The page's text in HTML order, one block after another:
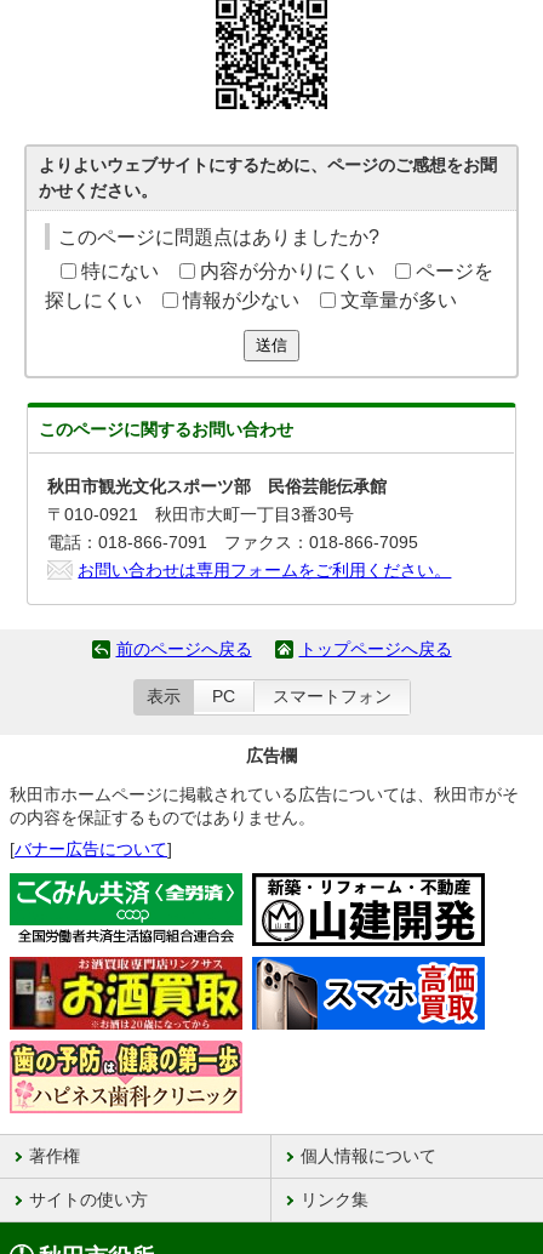
よりよいウェブサイトにするために、ページのご感想をお聞
かせください。
このページに問題点はありましたか?
特にない
内容が分かりにくい
ページを
探しにくい
情報が少ない 文章量が多い
送信
このページに関するお問い合わせ
秋田市観光文化スポーツ部 民俗芸能伝承館
〒010-0921 秋田市大町一丁目3番30号
電話：018-866-7091 ファクス：018-866-7095
お問い合わせは専用フォームをご利用ください。
前のページへ戻る トップページへ戻る
表示 PC スマートフォン
広告欄
秋田市ホームページに掲載されている広告については、秋田市がそ
の内容を保証するものではありません。
[バナー広告について]
著作権 個人情報について
サイトの使い方 リンク集